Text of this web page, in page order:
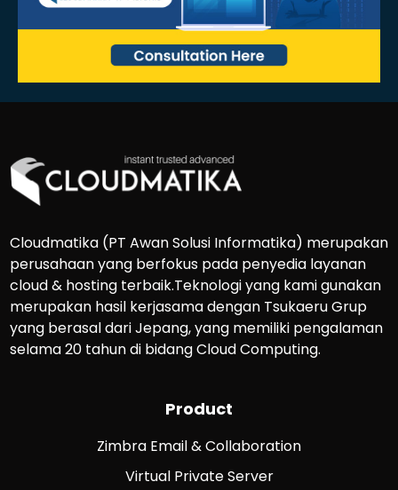
Cloudmatika (PT Awan Solusi Informatika) merupakan
perusahaan yang berfokus pada penyedia layanan
cloud & hosting terbaik.Teknologi yang kami gunakan
merupakan hasil kerjasama dengan Tsukaeru Grup
yang berasal dari Jepang, yang memiliki pengalaman
selama 20 tahun di bidang Cloud Computing.
Product
Zimbra Email & Collaboration
Virtual Private Server